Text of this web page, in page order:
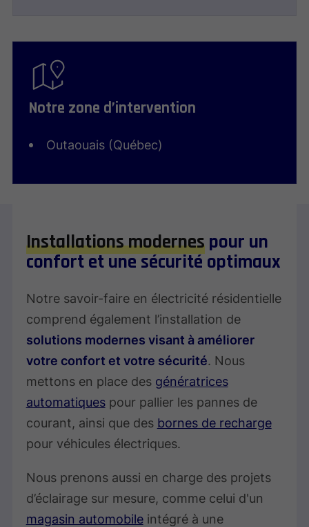
Notre zone d’intervention
Outaouais (Québec)
Installations modernespour un
confort et une sécurité optimaux
Notre savoir-faire en électricité résidentielle
comprend également l’installation de
solutions modernes visant à améliorer
votre confort et votre sécurité. Nous
mettons en place des génératrices
automatiquespour pallier les pannes de
courant, ainsi que des bornes de recharge
pour véhicules électriques.
Nous prenons aussi en charge des projets
d’éclairage sur mesure, comme celui d'un
magasin automobileintégré à une